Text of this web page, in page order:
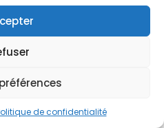
de confidentialité
ou l’inhiber.
DE LA
CHEZ
l’apprenant. Les